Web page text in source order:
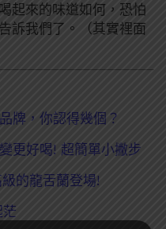
起來的味道如何，恐怕
訴我們了。（其實裡面
牌，你認得幾個？
更好喝! 超簡單小撇步
的龍舌蘭登場!